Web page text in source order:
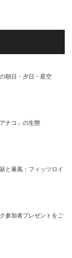
朝日・夕日・星空
ナコ」の生態
と暴風：フィッツロイ
参加者プレゼントをご